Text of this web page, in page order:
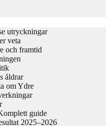
utryckningar
veta
och framtid
åldrar
om Ydre
guide
2025–2026